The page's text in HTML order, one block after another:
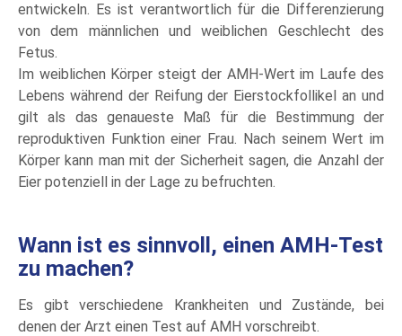
entwickeln. Es ist verantwortlich für die Differenzierung
von dem männlichen und weiblichen Geschlecht des
Fetus.
Im weiblichen Körper steigt der AMH-Wert im Laufe des
Lebens während der Reifung der Eierstockfollikel an und
gilt als das genaueste Maß für die Bestimmung der
reproduktiven Funktion einer Frau. Nach seinem Wert im
Körper kann man mit der Sicherheit sagen, die Anzahl der
Eier potenziell in der Lage zu befruchten.
Wann ist es sinnvoll, einen AMH-Test
zu machen?
Es gibt verschiedene Krankheiten und Zustände, bei
denen der Arzt einen Test auf AMH vorschreibt.